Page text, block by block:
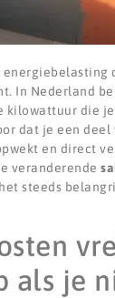
In Nederland
kilowattuur die
dat je een
en direct
veranderende
steeds
als je